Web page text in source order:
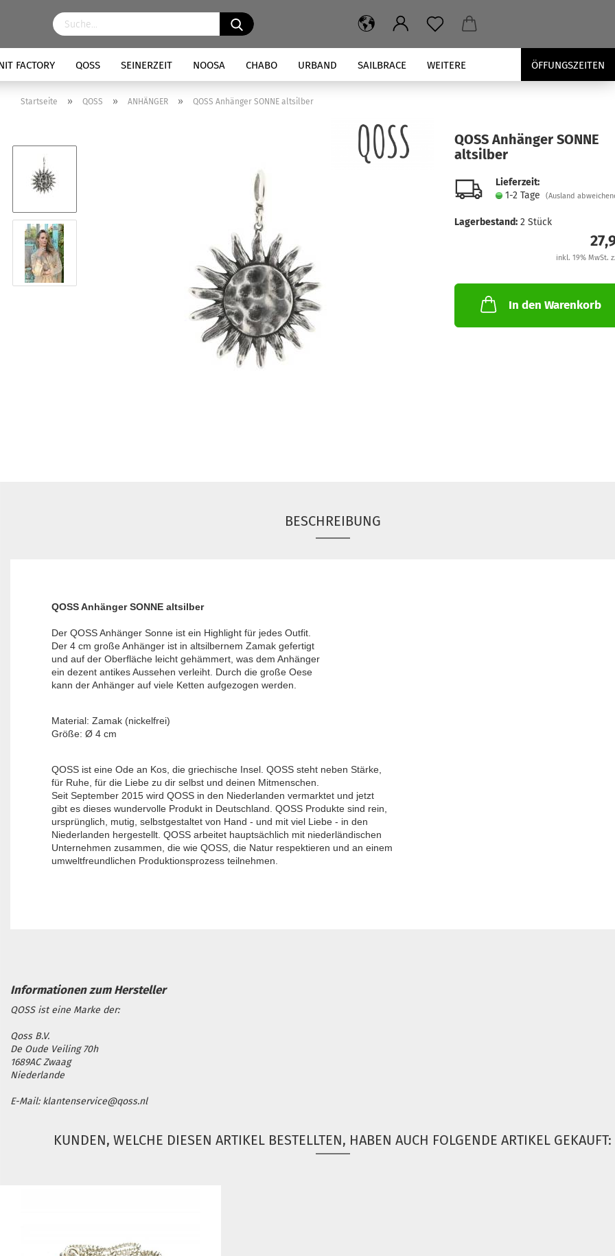
FACTORY QOSS SEINERZEIT NOOSA CHABO URBAND SAILBRACE ÖFFUNGSZEITEN
WEITERE
Startseite » QOSS » ANHÄNGER » QOSS Anhänger SONNE altsilber
QOSS An­hän­ger SONNE
alt­sil­ber
Lieferzeit:
1-2 Tage
(Ausland
Lagerbestand: 2 Stück
inkl. 19% MwSt.
In den Warenkorb
BESCHREIBUNG
QOSS Anhänger SONNE altsilber
Der QOSS Anhänger Sonne ist ein Highlight für jedes Outfit.
Der 4 cm große Anhänger ist in altsilbernem Zamak gefertigt
und auf der Oberfläche leicht gehämmert, was dem Anhänger
ein dezent antikes Aussehen verleiht. Durch die große Oese
kann der Anhänger auf viele Ketten aufgezogen werden.
Material: Zamak (nickelfrei)
Größe: Ø 4 cm
QOSS ist eine Ode an Kos, die griechische Insel. QOSS steht neben Stärke,
für Ruhe, für die Liebe zu dir selbst und deinen Mitmenschen.
Seit September 2015 wird QOSS in den Niederlanden vermarktet und jetzt
gibt es dieses wundervolle Produkt in Deutschland. QOSS Produkte sind rein,
ursprünglich, mutig, selbstgestaltet von Hand - und mit viel Liebe - in den
Niederlanden hergestellt. QOSS arbeitet hauptsächlich mit niederländischen
Unternehmen zusammen, die wie QOSS, die Natur respektieren und an einem
umweltfreundlichen Produktionsprozess teilnehmen.
QOSS ist eine Marke der:
Qoss B.V.
De Oude Veiling 70h
1689AC Zwaag
Niederlande
E-Mail: klantenservice@qoss.nl
KUNDEN, WELCHE DIESEN ARTIKEL BESTELLTEN, HABEN AUCH FOLGENDE ARTIKEL GEKAUFT: